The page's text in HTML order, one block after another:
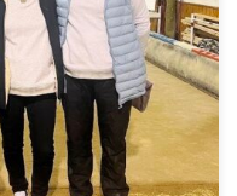
CBD 65 de 21 a 11 Le
LONGAGES pour le match
Le
[…]